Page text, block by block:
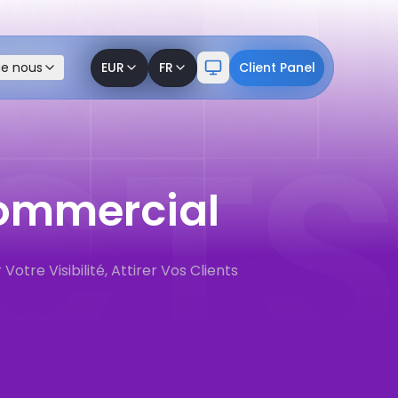
nous EUR FR Client Panel
nous EUR FR Client Panel
Votre Visibilité, Attirer Vos Clients